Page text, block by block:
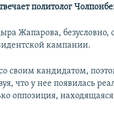
политолог
Жапарова, безусловно,
кампании.
своим кандидатом,
что у нее появилась
оппозиция,